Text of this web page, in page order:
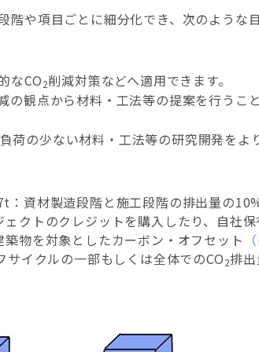
や項目ごとに細分化でき、次のような
なCO2削減対策などへ適用できます。
観点から材料・工法等の提案を行うこ
荷の少ない材料・工法等の研究開発をよ
：資材製造段階と施工段階の排出量の
クトのクレジットを購入したり、自社
築物を対象としたカーボン・オフセット
イクルの一部もしくは全体でのCO2排